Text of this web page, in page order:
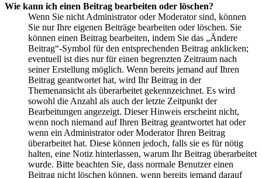
Wie kann ich einen Beitrag bearbeiten oder löschen?
Wenn Sie nicht Administrator oder Moderator sind, können
Sie nur Ihre eigenen Beiträge bearbeiten oder löschen. Sie
können einen Beitrag bearbeiten, indem Sie das „Ändere
Beitrag“-Symbol für den entsprechenden Beitrag anklicken;
eventuell ist dies nur für einen begrenzten Zeitraum nach
seiner Erstellung möglich. Wenn bereits jemand auf Ihren
Beitrag geantwortet hat, wird Ihr Beitrag in der
Themenansicht als überarbeitet gekennzeichnet. Es wird
sowohl die Anzahl als auch der letzte Zeitpunkt der
Bearbeitungen angezeigt. Dieser Hinweis erscheint nicht,
wenn noch niemand auf Ihren Beitrag geantwortet hat oder
wenn ein Administrator oder Moderator Ihren Beitrag
überarbeitet hat. Diese können jedoch, falls sie es für nötig
halten, eine Notiz hinterlassen, warum Ihr Beitrag überarbeitet
wurde. Bitte beachten Sie, dass normale Benutzer einen
Beitrag nicht löschen können, wenn bereits jemand darauf